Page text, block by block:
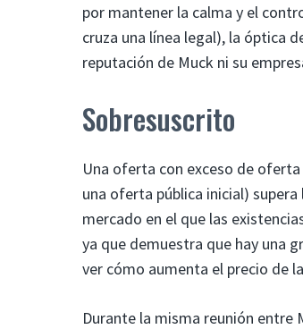
por mantener la calma y el
cruza una línea legal), la óptica
reputación de Muck ni su
Sobresuscrito
Una oferta con exceso de
una oferta pública inicial)
mercado en el que las
ya que demuestra que hay una
ver cómo aumenta el precio de
Durante la misma reunión entre